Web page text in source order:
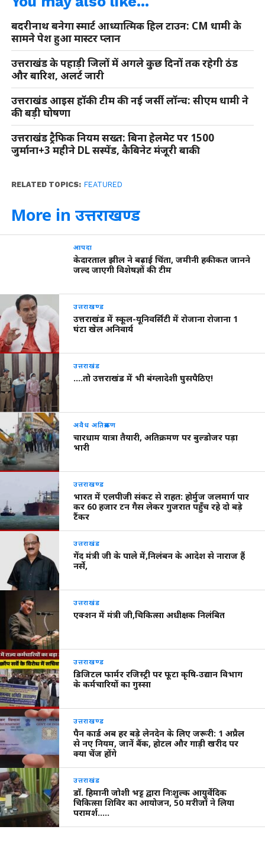
बदरीनाथ बनेगा स्मार्ट आध्यात्मिक हिल टाउन: CM धामी के
सामने पेश हुआ मास्टर प्लान
उत्तराखंड के पहाड़ी जिलों में अगले कुछ दिनों तक रहेगी ठंड
और बारिश, अलर्ट जारी
उत्तराखंड आइस हॉकी टीम की नई जर्सी लॉन्च: सीएम धामी ने
की बड़ी घोषणा
उत्तराखंड ट्रैफिक नियम सख्त: बिना हेलमेट पर 1500
जुर्माना+3 महीने DL सस्पेंड, कैबिनेट मंजूरी बाकी
RELATED TOPICS: FEATURED
More in उत्तराखण्ड
आपदा
केदारताल झील ने बढ़ाई चिंता, जमीनी हकीकत जानने
जल्द जाएगी विशेषज्ञों की टीम
उत्तराखण्ड
उत्तराखंड में स्कूल-यूनिवर्सिटी में रोजाना रोजाना 1
घंटा खेल अनिवार्य
उत्तराखंड
….तो उत्तराखंड में भी बंग्लादेशी घुसपैठिए!
अवैध अतिक्रमण
चारधाम यात्रा तैयारी, अतिक्रमण पर बुल्डोजर पड़ा
भारी
उत्तराखण्ड
भारत में एलपीजी संकट से राहत: होर्मुज जलमार्ग पार
कर 60 हजार टन गैस लेकर गुजरात पहुँच रहे दो बड़े
टैंकर
उत्तराखंड
गेंद मंत्री जी के पाले में,निलंबन के आदेश से नाराज हैं
नर्से,
उत्तराखंड
एक्शन में मंत्री जी,चिकित्सा अधीक्षक निलंबित
उत्तराखण्ड
डिजिटल फार्मर रजिस्ट्री पर फूटा कृषि‑उद्यान विभाग
के कर्मचारियों का गुस्सा
उत्तराखण्ड
पैन कार्ड अब हर बड़े लेनदेन के लिए जरूरी: 1 अप्रैल
से नए नियम, जानें बैंक, होटल और गाड़ी खरीद पर
क्या चेंज होंगे
उत्तराखंड
डॉ. हिमानी जोशी भट्ट द्वारा निःशुल्क आयुर्वेदिक
चिकित्सा शिविर का आयोजन, 50 मरीजों ने लिया
परामर्श…..